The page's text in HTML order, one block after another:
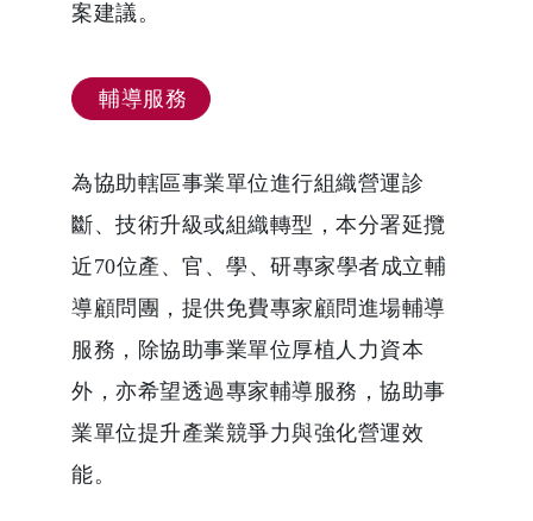
案建議。
輔導服務
為協助轄區事業單位進行組織營運診
斷、技術升級或組織轉型，本分署延攬
近70位產、官、學、研專家學者成立輔
導顧問團，提供免費專家顧問進場輔導
服務，除協助事業單位厚植人力資本
外，亦希望透過專家輔導服務，協助事
業單位提升產業競爭力與強化營運效
能。